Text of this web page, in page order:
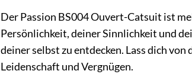
Der Passion BS004 Ouvert-Catsuit ist
Persönlichkeit, deiner Sinnlichkeit und
deiner selbst zu entdecken. Lass dich
Leidenschaft und Vergnügen.